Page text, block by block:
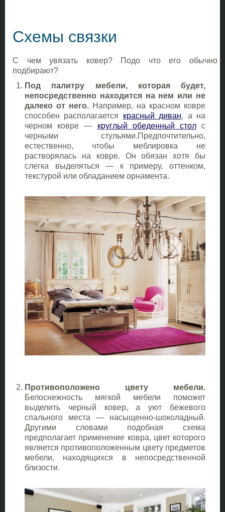
Схемы связки
С чем увязать ковер? Подо что его обычно
подбирают?
Под палитру мебели, которая будет,
непосредственно находится на нем или не
далеко от него. Например, на красном ковре
способен располагается красный диван, а на
черном ковре — круглый обеденный столс
черными стульями.Предпочтительно,
естественно, чтобы меблировка не
растворялась на ковре. Он обязан хотя бы
слегка выделяться — к примеру, оттенком,
текстурой или обладанием орнамента.
Противоположено цвету мебели.
Белоснежность мягкой мебели поможет
выделить черный ковер, а уют бежевого
спального места — насыщенно-шоколадный.
Другими словами подобная схема
предполагает применение ковра, цвет которого
является противоположенным цвету предметов
мебели, находящихся в непосредственной
близости.